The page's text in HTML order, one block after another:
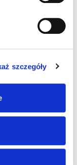
szczegóły
uznać karty
jest wiele